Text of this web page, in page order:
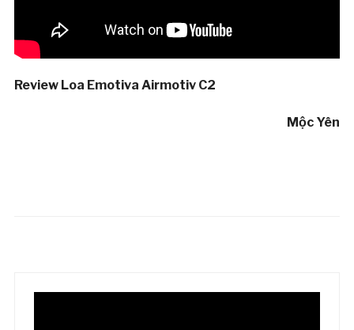
Review Loa Emotiva Airmotiv C2
Mộc Yên